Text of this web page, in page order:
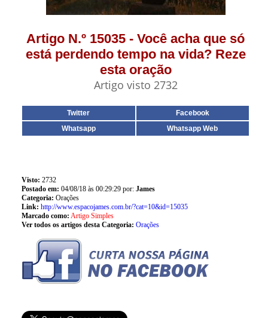
Artigo N.º 15035 - Você acha que só
está perdendo tempo na vida? Reze
esta oração
Artigo visto 2732
Twitter
Facebook
Whatsapp
Whatsapp Web
Visto: 2732
Postado em: 04/08/18 às 00:29:29 por: James
Categoria: Orações
Link: http://www.espacojames.com.br/?cat=10&id=15035
Marcado como: Artigo Simples
Ver todos os artigos desta Categoria: Orações